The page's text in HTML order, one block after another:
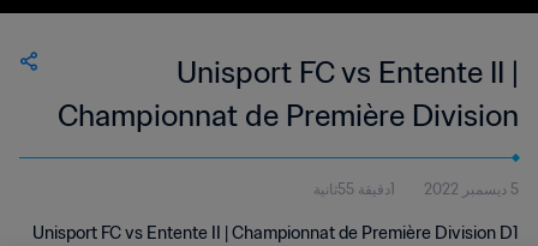
Unisport FC vs Entente II |
Championnat de Première Division
D1 du Togo | wk 48
5 ديسمبر 2022 1دقيقة 55ثانية
Unisport FC vs Entente II | Championnat de Première Division D1